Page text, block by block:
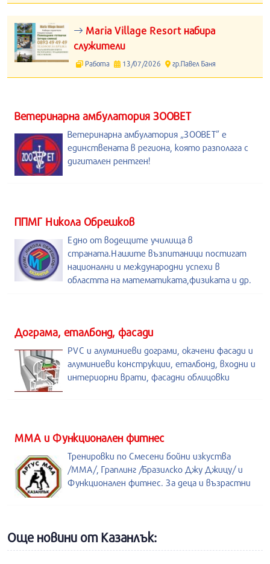
Maria Village Resort набира
служители
Работа 13/07/2026 гр.Павел Баня
Ветеринарна амбулатория ЗООВЕТ
Ветеринарна амбулатория „ЗООВЕТ” е
единствената в региона, която разполага с
дигитален рентген!
ППМГ Никола Обрешков
Едно от водещите училища в
страната.Нашите възпитаници постигат
национални и международни успехи в
областта на математиката,физиката и др.
Дограма, еталбонд, фасади
PVC и алуминиеви дограми, окачени фасади и
алуминиеви конструкции, еталбонд, входни и
интериорни врати, фасадни облицовки
ММА и Функционален фитнес
Тренировки по Смесени бойни изкуства
/MMA/, Граплинг /Бразилско Джу Джицу/ и
Функционален фитнес. За деца и възрастни
Още новини от Казанлък: